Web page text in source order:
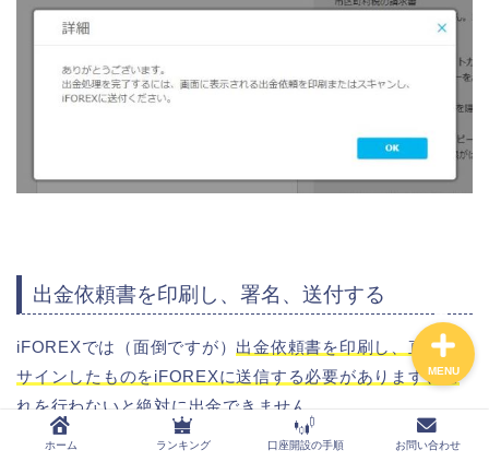
出金依頼書を印刷し、署名、送付する
iFOREXでは（面倒ですが） 出金依頼書を印刷し、直筆で
サインしたものをiFOREXに送信する必要があります、こ
れを行わないと絶対に出金できません。
ホーム ランキング 口座開設の手順 お問い合わせ
MENU
AXIORYの口座開設の手順